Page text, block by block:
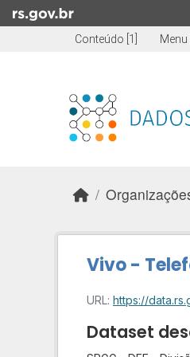
Skip to main content
Conteúdo [1] Menu
Vivo -
URL: https://
Dataset